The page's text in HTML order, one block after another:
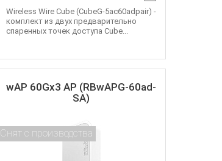
Wireless Wire Cube (CubeG-5ac60adpair) -
комплект из двух предварительно
спаренных точек доступа Cube...
wAP 60Gx3 AP (RBwAPG-60ad-
SA)
Снят с производства